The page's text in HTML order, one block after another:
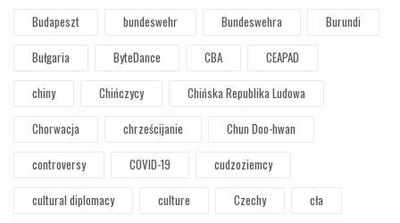
Budapeszt
bundeswehr Bundeswehra
Burundi
Bułgaria
ByteDance CBA
CEAPAD
chiny
Chińczycy
Chińska Republika Ludowa
Chorwacja
chrześcijanie
Chun Doo-hwan
controversy
COVID-19
cudzoziemcy
cultural diplomacy
culture Czechy
cła